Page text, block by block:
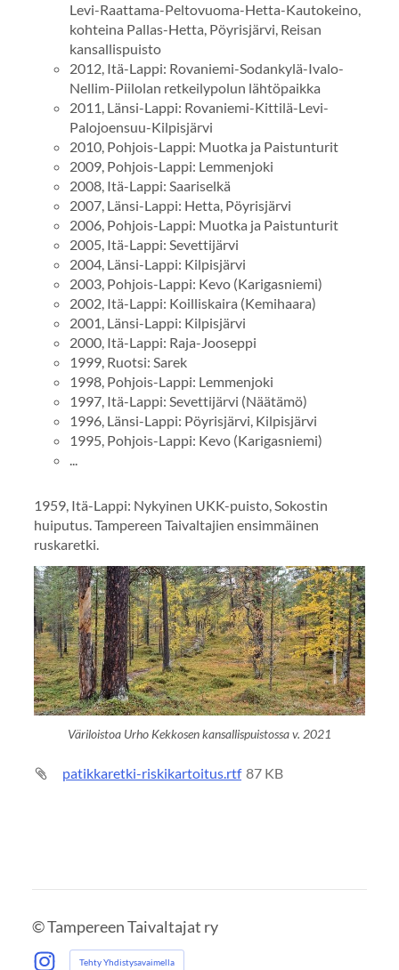
Levi-Raattama-Peltovuoma-Hetta-Kautokeino,
kohteina Pallas-Hetta, Pöyrisjärvi, Reisan
kansallispuisto
2012, Itä-Lappi: Rovaniemi-Sodankylä-Ivalo-
Nellim-Piilolan retkeilypolun lähtöpaikka
2011, Länsi-Lappi: Rovaniemi-Kittilä-Levi-
Palojoensuu-Kilpisjärvi
2010, Pohjois-Lappi: Muotka ja Paistunturit
2009, Pohjois-Lappi: Lemmenjoki
2008, Itä-Lappi: Saariselkä
2007, Länsi-Lappi: Hetta, Pöyrisjärvi
2006, Pohjois-Lappi: Muotka ja Paistunturit
2005, Itä-Lappi: Sevettijärvi
2004, Länsi-Lappi: Kilpisjärvi
2003, Pohjois-Lappi: Kevo (Karigasniemi)
2002, Itä-Lappi: Koilliskaira (Kemihaara)
2001, Länsi-Lappi: Kilpisjärvi
2000, Itä-Lappi: Raja-Jooseppi
1999, Ruotsi: Sarek
1998, Pohjois-Lappi: Lemmenjoki
1997, Itä-Lappi: Sevettijärvi (Näätämö)
1996, Länsi-Lappi: Pöyrisjärvi, Kilpisjärvi
1995, Pohjois-Lappi: Kevo (Karigasniemi)
...
1959, Itä-Lappi: Nykyinen UKK-puisto, Sokostin
huiputus. Tampereen Taivaltajien ensimmäinen
ruskaretki.
Väriloistoa Urho Kekkosen kansallispuistossa v. 2021
patikkaretki-riskikartoitus.rtf 87 KB
©Tampereen Taivaltajat ry
Tehty Yhdistysavaimella